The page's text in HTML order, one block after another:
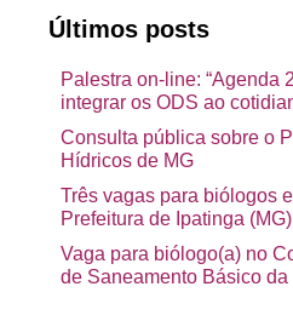
Últimos posts
Palestra on-line: “Agenda
integrar os ODS ao
Consulta pública sobre o
Hídricos de MG
Três vagas para biólogos
Prefeitura de Ipatinga (MG)
Vaga para biólogo(a) no
de Saneamento Básico da